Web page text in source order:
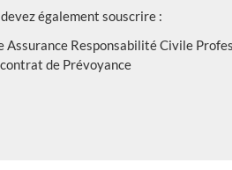
également souscrire :
Assurance Responsabilité Civile
de Prévoyance